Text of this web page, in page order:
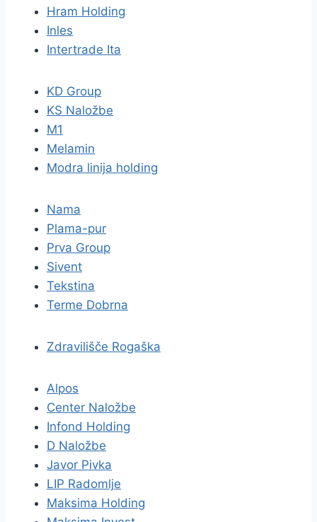
Hram Holding
Inles
Intertrade Ita
KD Group
KS Naložbe
M1
Melamin
Modra linija holding
Nama
Plama-pur
Prva Group
Sivent
Tekstina
Terme Dobrna
Zdravilišče Rogaška
Alpos
Center Naložbe
Infond Holding
D Naložbe
Javor Pivka
LIP Radomlje
Maksima Holding